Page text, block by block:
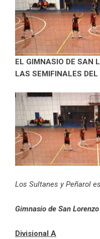
EL GIMNASIO DE SAN
LAS SEMIFINALES
Los Sultanes y Peñarol
Gimnasio de San Lorenzo
Divisional A